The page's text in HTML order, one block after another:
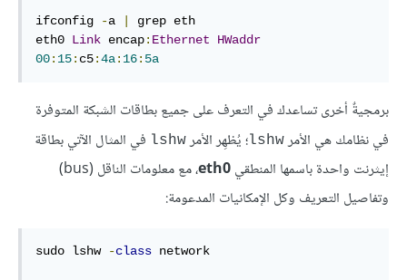
ifconfig -a
grep eth
eth0 Link encap: Ethernet
HWaddr
00: 15: c5:4a: 16: 5a
برمجيةٌ أخرى تساعدك في التعرف على جميع بطاقات الشبكة المتوفرة
في نظامك هي الأمرlshw؛ يُظهِر الأمرlshw في المثال الآتي بطاقة
إيثرنت واحدة باسمها المنطقيeth0
، مع معلومات الناقل (bus)
وتفاصيل التعريف وكل الإمكانيات المدعومة:
sudo lshw -class network